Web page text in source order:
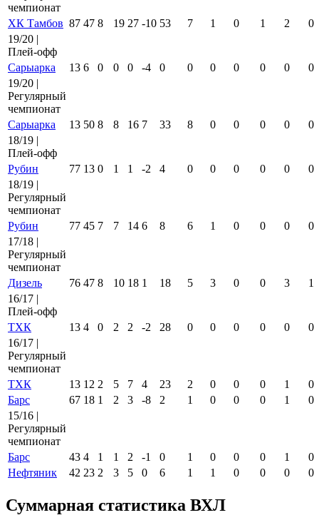
чемпионат
ХК Тамбов 87 47 8 19 27 -10 53 7 1 0 1 2
0
19/20 |
Плей-офф
Сарыарка
13 6 0 0 0 -4 0 0 0 0 0 0
0
19/20 |
Регулярный
чемпионат
Сарыарка
13 50 8 8 16 7 33 8 0 0 0 0
0
18/19 |
Плей-офф
Рубин
77 13 0 1 1 -2 4 0 0 0 0 0
0
18/19 |
Регулярный
чемпионат
Рубин
77 45 7 7 14 6 8 6 1 0 0 0
0
17/18 |
Регулярный
чемпионат
Дизель
76 47 8 10 18 1 18 5 3 0 0 3
1
16/17 |
Плей-офф
ТХК
13 4 0 2 2 -2 28 0 0 0 0 0
0
16/17 |
Регулярный
чемпионат
ТХК
13 12 2 5 7 4 23 2 0 0 0 1
0
Барс
67 18 1 2 3 -8 2 1 0 0 0 1
0
15/16 |
Регулярный
чемпионат
Барс
43 4 1 1 2 -1 0 1 0 0 0 1
0
Нефтяник
42 23 2 3 5 0 6 1 1 0 0 0 0
Суммарная статистика ВХЛ